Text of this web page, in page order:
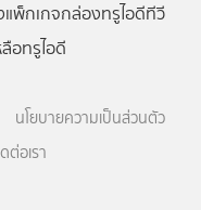
แพ็กเกจกล่องทรูไอดีทีวี
อทรูไอดี
นโยบายความเป็นส่วนตัว
ต่อเรา